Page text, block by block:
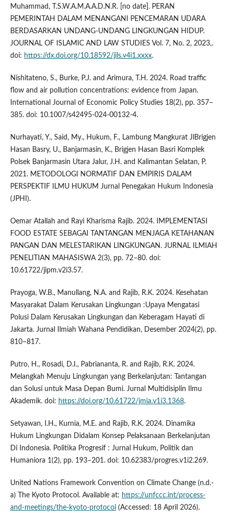
Muhammad, T.S.W.A.M.A.A.D.N.R. [no date]. PERAN
PEMERINTAH DALAM MENANGANI PENCEMARAN UDARA
BERDASARKAN UNDANG-UNDANG LINGKUNGAN HIDUP.
JOURNAL OF ISLAMIC AND LAW STUDIES Vol. 7, No. 2, 2023,.
doi: https://dx.doi.org/10.18592/jils.v4i1.xxxx.
Nishitateno, S., Burke, P.J. and Arimura, T.H. 2024. Road traffic
flow and air pollution concentrations: evidence from Japan.
International Journal of Economic Policy Studies 18(2), pp. 357–
385. doi: 10.1007/s42495-024-00132-4.
Nurhayati, Y., Said, My., Hukum, F., Lambung Mangkurat JlBrigjen
Hasan Basry, U., Banjarmasin, K., Brigjen Hasan Basri Komplek
Polsek Banjarmasin Utara Jalur, J.H. and Kalimantan Selatan, P.
2021. METODOLOGI NORMATIF DAN EMPIRIS DALAM
PERSPEKTIF ILMU HUKUM Jurnal Penegakan Hukum Indonesia
(JPHI).
Oemar Atallah and Rayi Kharisma Rajib. 2024. IMPLEMENTASI
FOOD ESTATE SEBAGAI TANTANGAN MENJAGA KETAHANAN
PANGAN DAN MELESTARIKAN LINGKUNGAN. JURNAL ILMIAH
PENELITIAN MAHASISWA 2(3), pp. 72–80. doi:
10.61722/jipm.v2i3.57.
Prayoga, W.B., Manullang, N.A. and Rajib, R.K. 2024. Kesehatan
Masyarakat Dalam Kerusakan Lingkungan :Upaya Mengatasi
Polusi Dalam Kerusakan Lingkungan dan Keberagam Hayati di
Jakarta. Jurnal Ilmiah Wahana Pendidikan, Desember 2024(2), pp.
810–817.
Putro, H., Rosadi, D.I., Pabriananta, R. and Rajib, R.K. 2024.
Melangkah Menuju Lingkungan yang Berkelanjutan: Tantangan
dan Solusi untuk Masa Depan Bumi. Jurnal Multidisiplin Ilmu
Akademik. doi: https://doi.org/10.61722/jmia.v1i3.1368.
Setyawan, I.H., Kurnia, M.E. and Rajib, R.K. 2024. Dinamika
Hukum Lingkungan Didalam Konsep Pelaksanaan Berkelanjutan
Di Indonesia. Politika Progresif : Jurnal Hukum, Politik dan
Humaniora 1(2), pp. 193–201. doi: 10.62383/progres.v1i2.269.
United Nations Framework Convention on Climate Change (n.d.-
a) The Kyoto Protocol. Available at: https://unfccc.int/process-
and-meetings/the-kyoto-protocol (Accessed: 18 April 2026).